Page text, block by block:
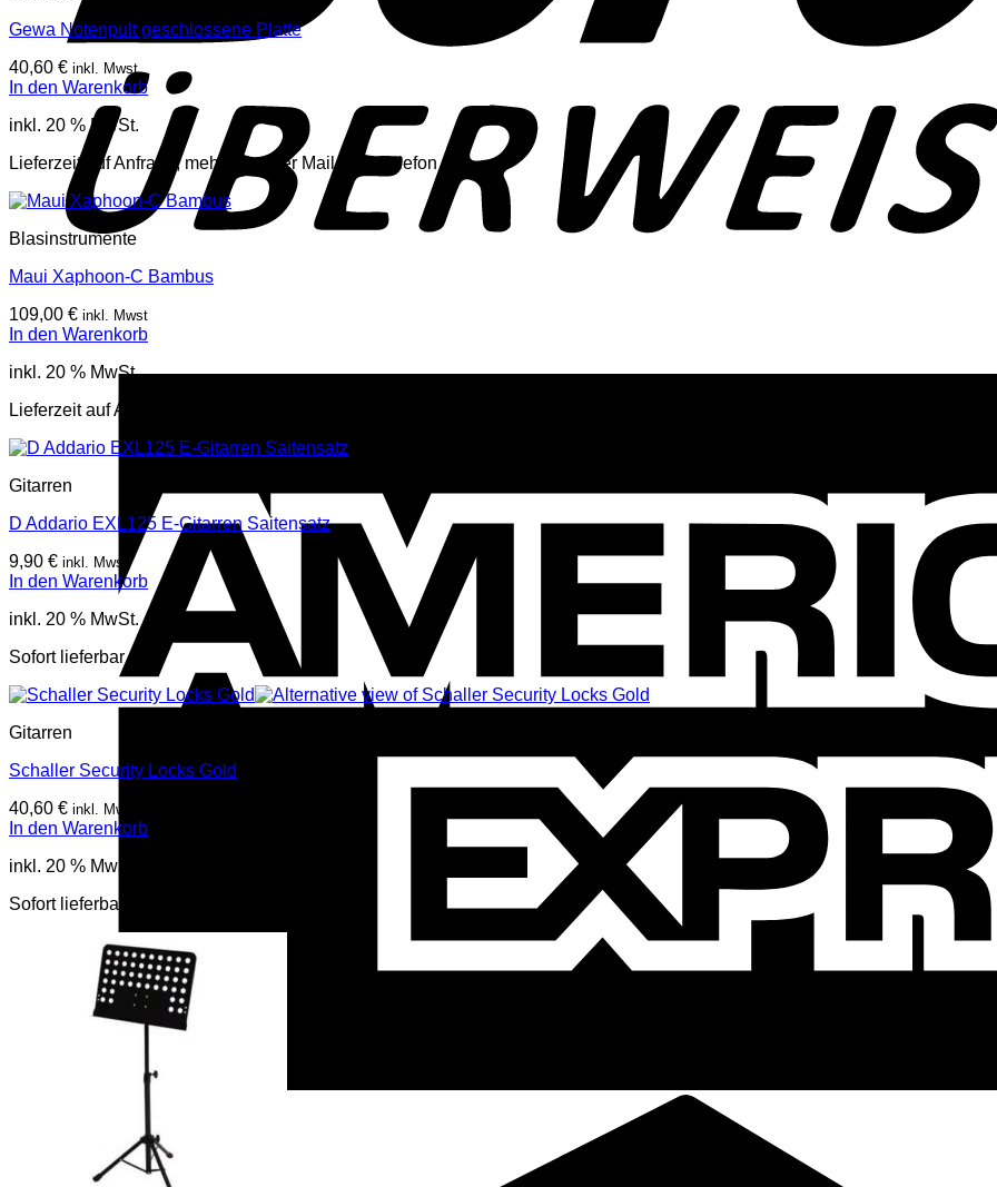
Gewa Notenpult geschlossene Platte
40,60 € inkl. Mwst
In den Warenkorb
inkl. 20 % MwSt.
Lieferzeit auf Anfrage, mehr Infos per Mail oder Telefon
Blasinstrumente
Maui Xaphoon-C Bambus
109,00 € inkl. Mwst
In den Warenkorb
inkl. 20 % MwSt.
Lieferzeit auf Anfrage, mehr Infos per Mail oder Telefon
Gitarren
D Addario EXL125 E-Gitarren Saitensatz
9,90 € inkl. Mwst
In den Warenkorb
inkl. 20 % MwSt.
Sofort lieferbar
Gitarren
Schaller Security Locks Gold
40,60 € inkl. Mwst
In den Warenkorb
inkl. 20 % MwSt.
Sofort lieferbar